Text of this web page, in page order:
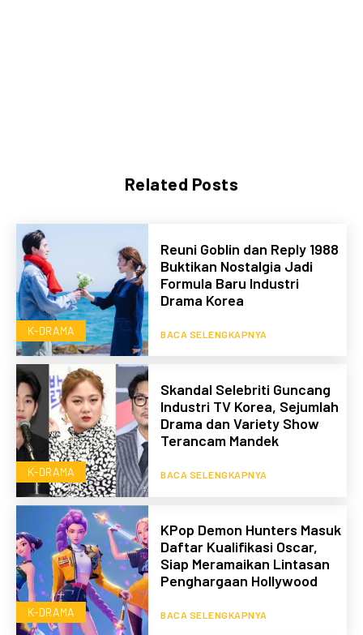
Related Posts
K-DRAMA
Reuni Goblin dan Reply 1988
Buktikan Nostalgia Jadi
Formula Baru Industri
Drama Korea
BACA SELENGKAPNYA
K-DRAMA
Skandal Selebriti Guncang
Industri TV Korea, Sejumlah
Drama dan Variety Show
Terancam Mandek
BACA SELENGKAPNYA
K-DRAMA
KPop Demon Hunters Masuk
Daftar Kualifikasi Oscar,
Siap Meramaikan Lintasan
Penghargaan Hollywood
BACA SELENGKAPNYA